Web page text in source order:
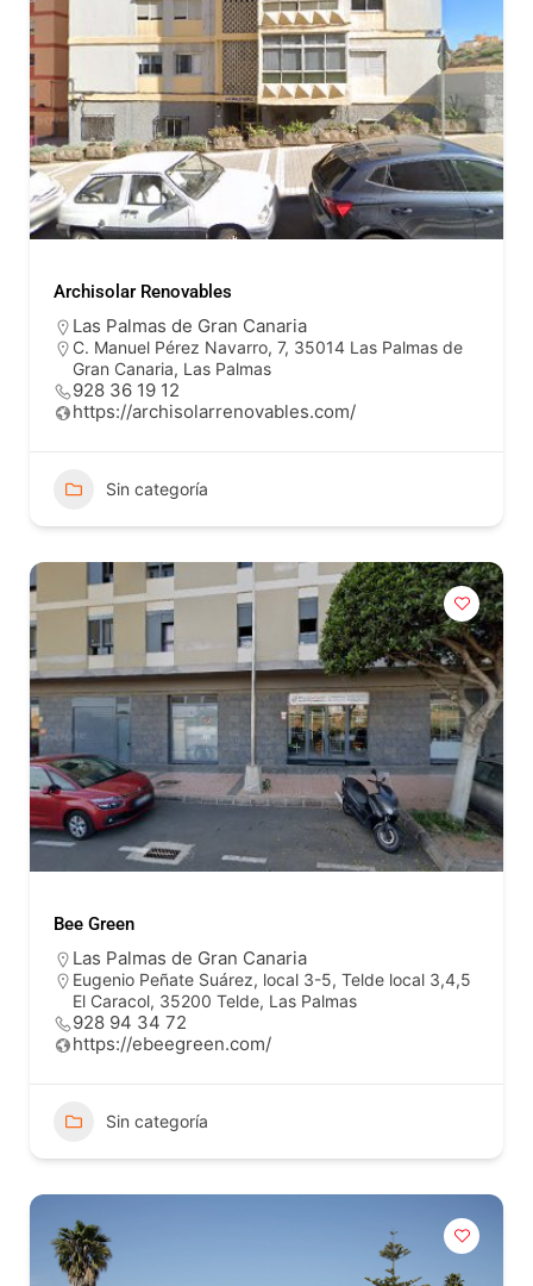
Archisolar Renovables
Las Palmas de Gran Canaria
C. Manuel Pérez Navarro, 7, 35014 Las Palmas de
Gran Canaria, Las Palmas
928 36 19 12
https://archisolarrenovables.com/
Sin categoría
Bee Green
Las Palmas de Gran Canaria
Eugenio Peñate Suárez, local 3-5, Telde local 3,4,5
El Caracol, 35200 Telde, Las Palmas
928 94 34 72
https://ebeegreen.com/
Sin categoría